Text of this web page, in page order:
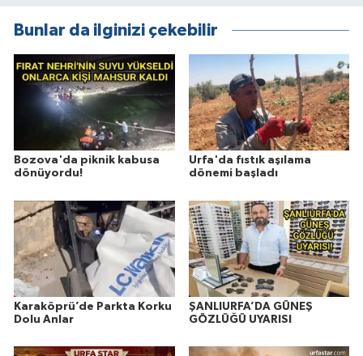
Bunlar da ilginizi çekebilir
Bozova'da piknik kabusa
dönüyordu!
Urfa'da fıstık aşılama
dönemi başladı
Karaköprü’de Parkta Korku
Dolu Anlar
ŞANLIURFA’DA GÜNEŞ
GÖZLÜĞÜ UYARISI